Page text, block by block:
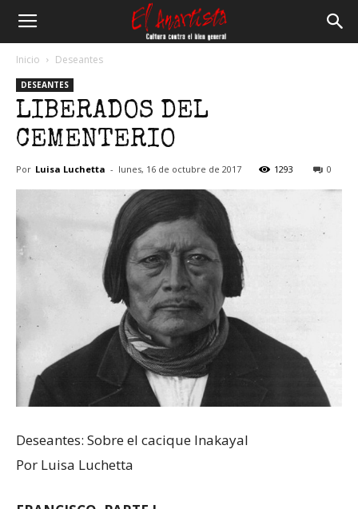
Anartista
Inicio Deseantes
DESEANTES
LIBERADOS DEL
CEMENTERIO
Por Luisa Luchetta - lunes, 16 de octubre de 2017 1293 0
Deseantes: Sobre el cacique Inakayal
Por Luisa Luchetta